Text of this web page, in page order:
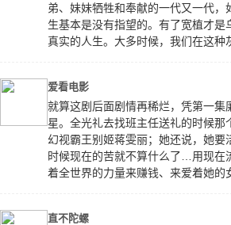
弟、妹妹牺牲和奉献的一代又一代，
生基本是没有指望的。有了宽植才是
真实的人生。大多时候，我们在这种
爱看电影
就算这剧后面剧情再稀烂，凭第一集
星。全光礼去找班主任送礼的时候那
幻视霸王别姬蒋雯丽；她还说，她要
时候现在的苦就不算什么了…用现在
着全世界的力量来赚钱、来爱着她的
直不陀螺